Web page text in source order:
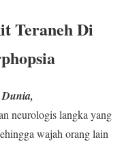
Teraneh Di
Dunia,
neurologis langka yang
wajah orang lain